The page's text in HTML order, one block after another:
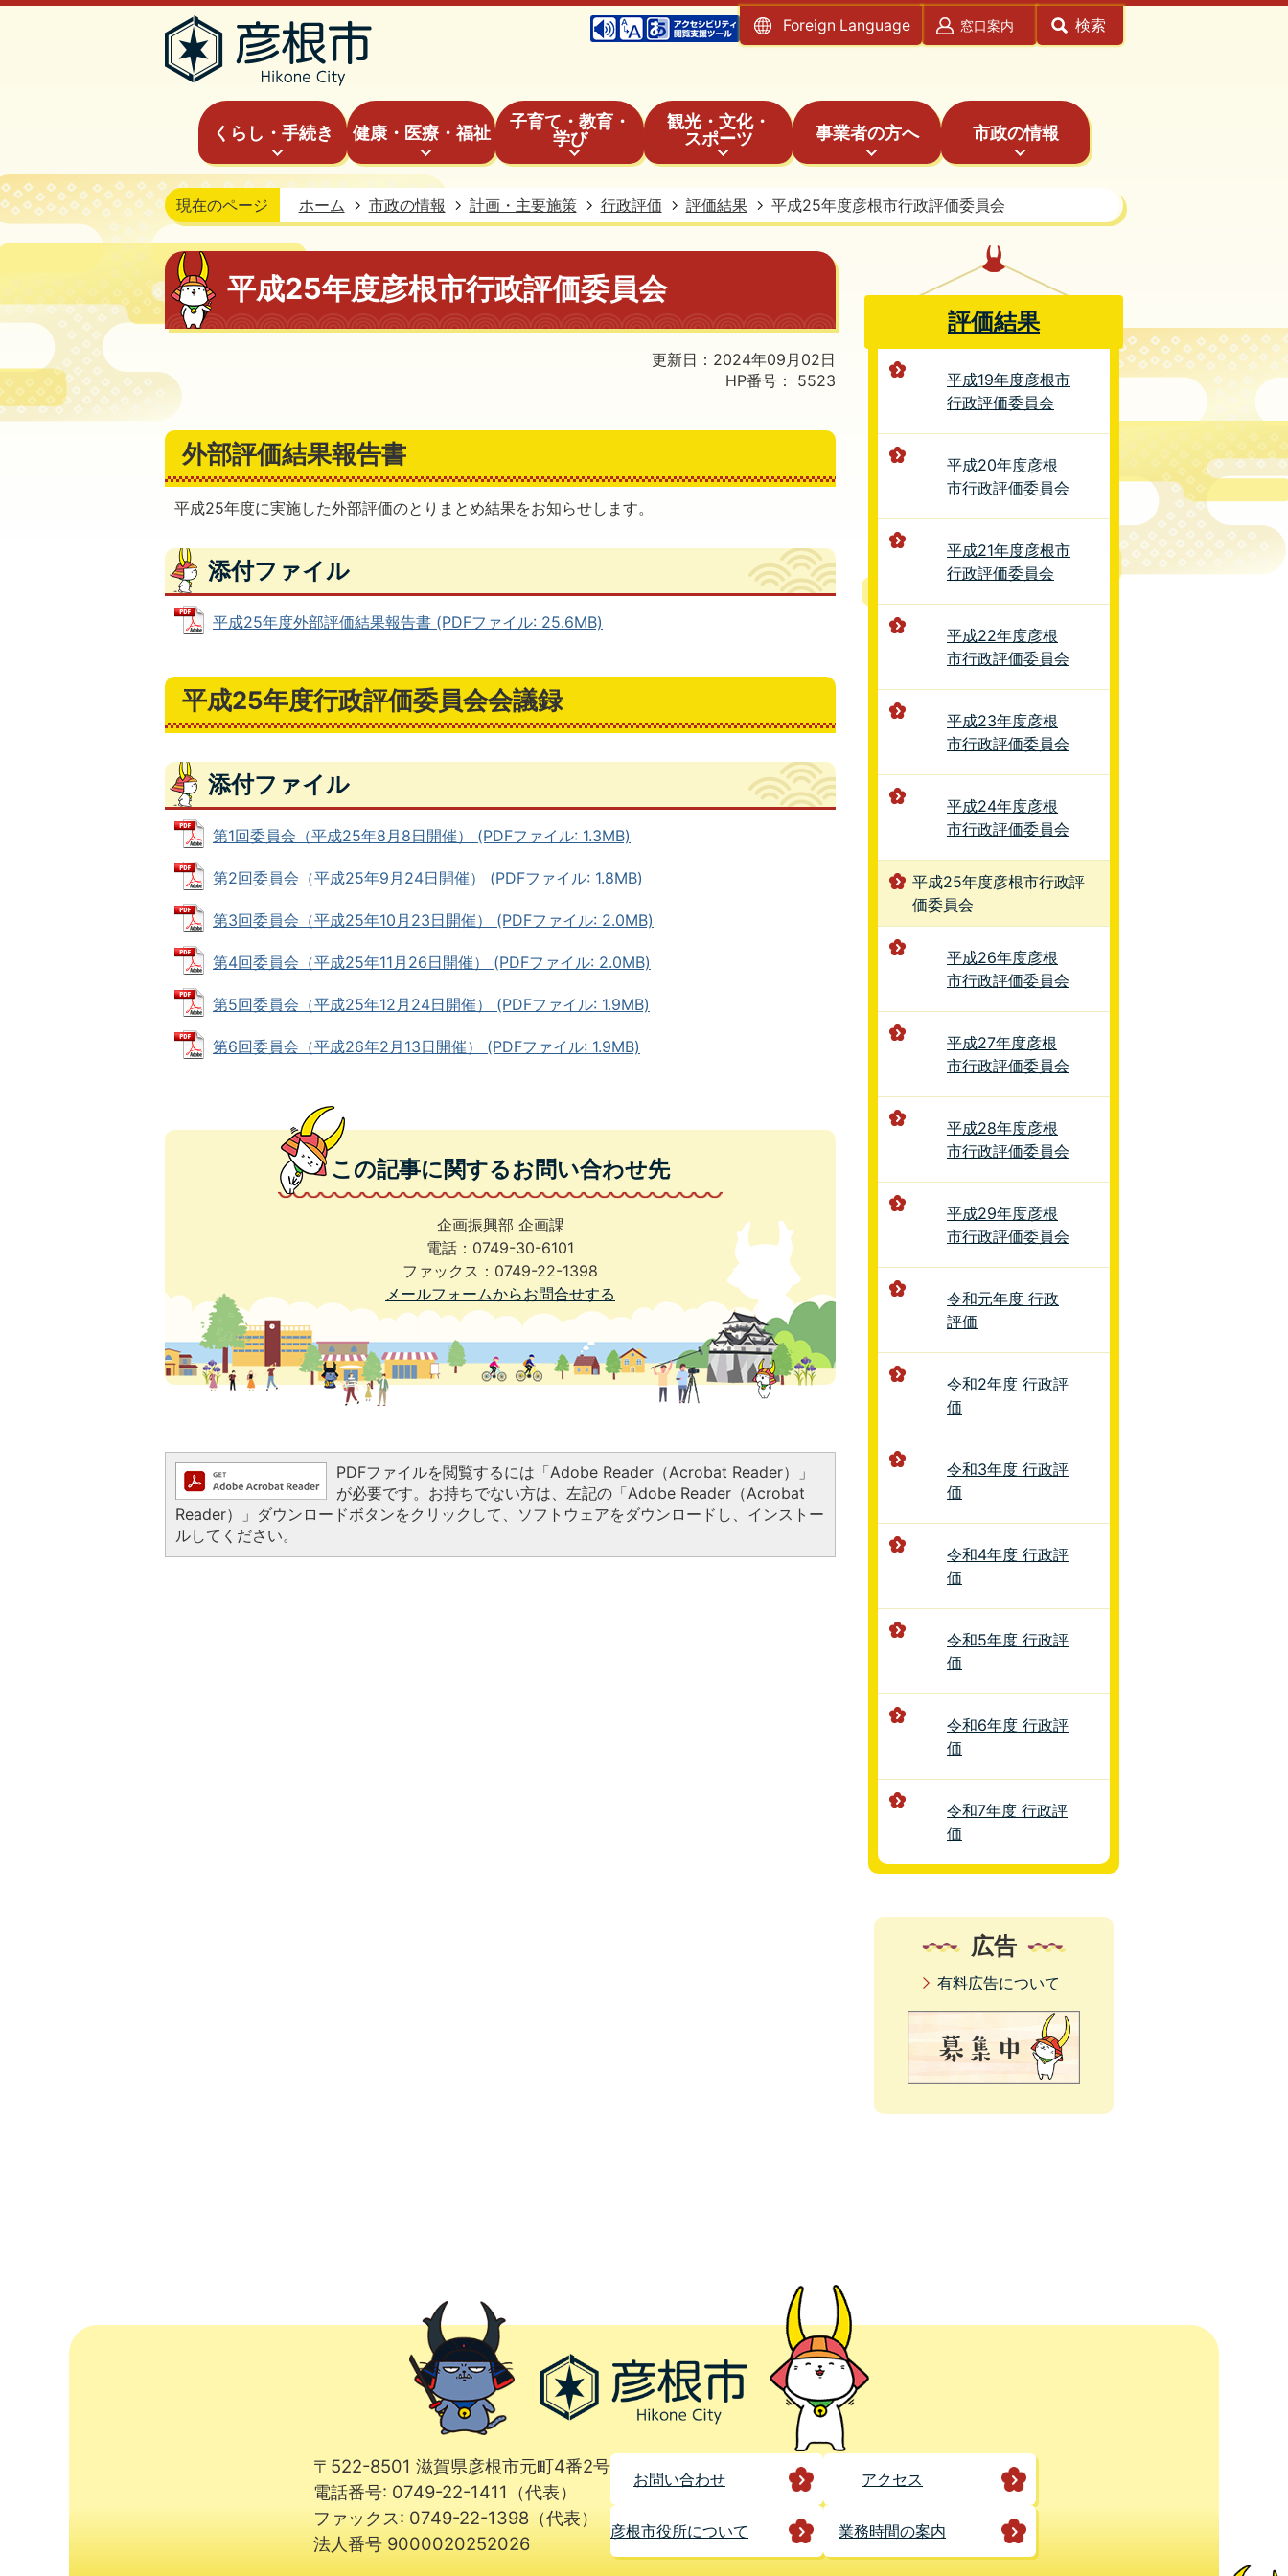
Foreign Language 窓口案内 検索
くらし・手続き 健康・医療・福祉
子育て・教育・
学び
観光・文化・
スポーツ
事業者の方へ 市政の情報
現在のページ ホーム 市政の情報 計画・主要施策 行政評価 評価結果 平成25年度彦根市行政評価委員会
平成25年度彦根市行政評価委員会
更新日：2024年09月02日
HP番号：
5523
外部評価結果報告書
平成25年度に実施した外部評価のとりまとめ結果をお知らせします。
添付ファイル
平成25年度外部評価結果報告書 (PDFファイル: 25.6MB)
平成25年度行政評価委員会会議録
添付ファイル
第1回委員会（平成25年8月8日開催） (PDFファイル: 1.3MB)
第2回委員会（平成25年9月24日開催） (PDFファイル: 1.8MB)
第3回委員会（平成25年10月23日開催） (PDFファイル: 2.0MB)
第4回委員会（平成25年11月26日開催） (PDFファイル: 2.0MB)
第5回委員会（平成25年12月24日開催） (PDFファイル: 1.9MB)
第6回委員会（平成26年2月13日開催） (PDFファイル: 1.9MB)
この記事に関するお問い合わせ先
企画振興部 企画課
電話：0749-30-6101
ファックス：0749-22-1398
メールフォームからお問合せする
PDFファイルを閲覧するには「Adobe Reader（Acrobat Reader）」
が必要です。お持ちでない方は、左記の「Adobe Reader（Acrobat
Reader）」ダウンロードボタンをクリックして、ソフトウェアをダウンロードし、インストー
ルしてください。
評価結果
平成19年度彦根市
行政評価委員会
平成20年度彦根
市行政評価委員会
平成21年度彦根市
行政評価委員会
平成22年度彦根
市行政評価委員会
平成23年度彦根
市行政評価委員会
平成24年度彦根
市行政評価委員会
平成25年度彦根市行政評
価委員会
平成26年度彦根
市行政評価委員会
平成27年度彦根
市行政評価委員会
平成28年度彦根
市行政評価委員会
平成29年度彦根
市行政評価委員会
令和元年度 行政
評価
令和2年度 行政評
価
令和3年度 行政評
価
令和4年度 行政評
価
令和5年度 行政評
価
令和6年度 行政評
価
令和7年度 行政評
価
広告
有料広告について
〒522-8501 滋賀県彦根市元町4番2号
電話番号: 0749-22-1411（代表）
ファックス: 0749-22-1398（代表）
法人番号 9000020252026
お問い合わせ アクセス
彦根市役所について 業務時間の案内